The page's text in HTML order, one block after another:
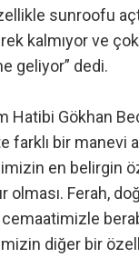
sunroofu
kalmıyor ve
geliyor” dedi.
Hatibi Gökhan
farklı bir manevi
en belirgin
olması. Ferah,
diğer bir